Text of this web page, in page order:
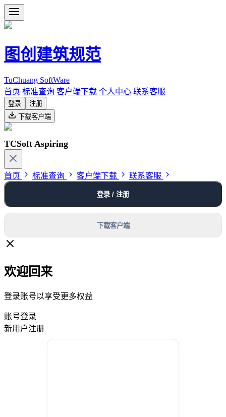
图创建筑规范
TuChuang SoftWare
首页 标准查询 客户端下载 个人中心 联系客服
登录
注册
下载客户端
TCSoft Aspiring
首页 标准查询 客户端下载 联系客服
登录 / 注册
下载客户端
欢迎回来
登录账号以享受更多权益
账号登录
新用户注册